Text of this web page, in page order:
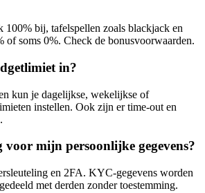
100% bij, tafelspellen zoals blackjack en
of soms 0%. Check de bonusvoorwaarden.
in?
kun je dagelijkse, wekelijkse of
instellen. Ook zijn er time-out en
voor mijn persoonlijke gegevens?
en 2FA. KYC-gegevens worden
met derden zonder toestemming.